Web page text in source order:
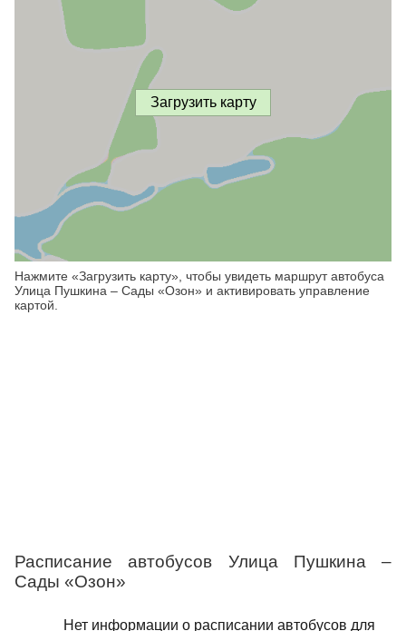
Загрузить карту
Нажмите «Загрузить карту», чтобы увидеть маршрут автобуса
Улица Пушкина – Сады «Озон» и активировать управление
картой.
Расписание автобусов Улица Пушкина –
Сады «Озон»
Нет информации о расписании автобусов для